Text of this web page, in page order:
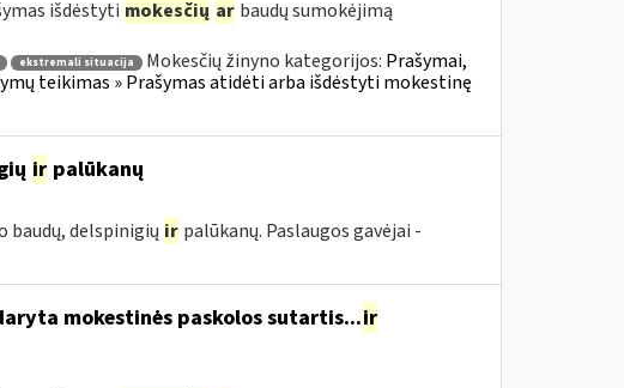
išdėstyti mokesčių ar baudų sumokėjimą
ekstremali situacija Mokesčių žinyno kategorijos: Prašymai,
teikimas » Prašymas atidėti arba išdėstyti mokestinę
irpalūkanų
baudų, delspinigių ir palūkanų. Paslaugos gavėjai -
mokestinės paskolos sutartis...ir